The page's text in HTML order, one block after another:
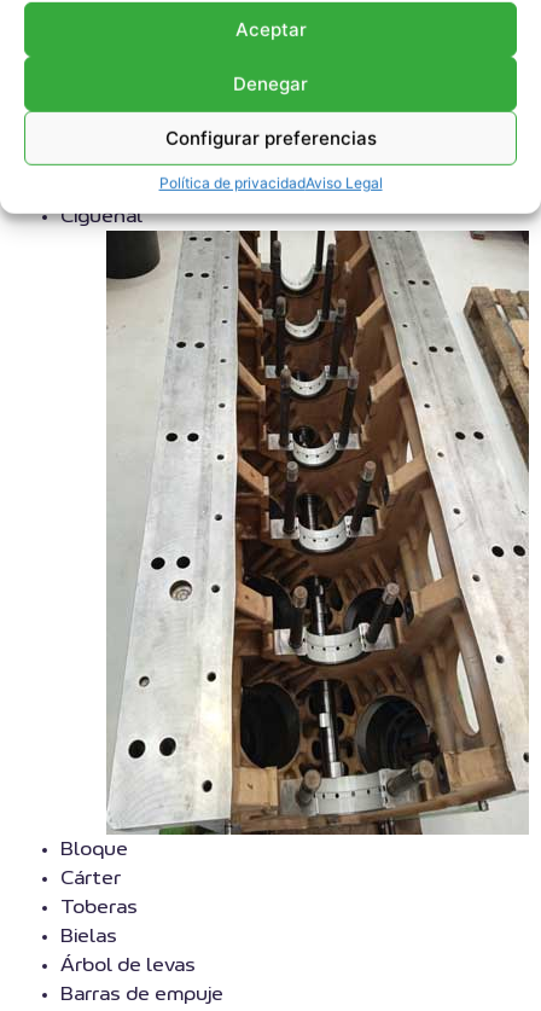
Aceptar
Denegar
Configurar preferencias
Política de privacidadAviso Legal
para garantizar que este motor cumpla con las
expectativas y necesidades específicas de nuestro
sus solicitudes con éxito y estamos encantados de
haber brindado una solución efectiva a sus
necesidades. El motor enviado incluye los siguientes
Cigüeñal
Bloque
Cárter
Toberas
Bielas
Árbol de levas
Barras de empuje